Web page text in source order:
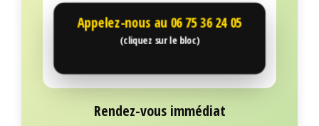
Appelez-nous au 06 75 36 24 05
(cliquez sur le bloc)
Rendez-vous immédiat